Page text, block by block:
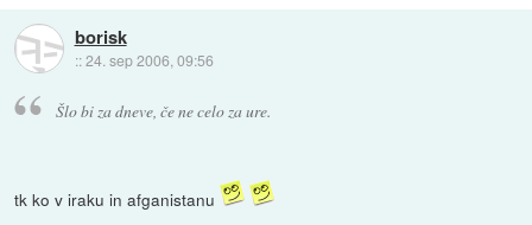
borisk
::24. sep 2006, 09:56
Šlo bi za dneve, če ne celo za ure.
tk ko v iraku in afganistanu